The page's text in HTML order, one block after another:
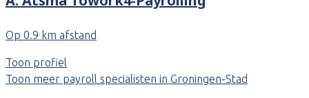
Op 0.9 km afstand
Toon profiel
Toon meer payroll specialisten in Groningen-Stad